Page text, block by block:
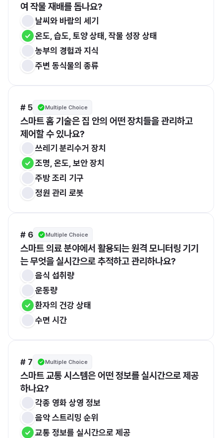
여 작물 재배를 돕나요?
날씨와 바람의 세기
온도, 습도, 토양 상태, 작물 성장 상태
농부의 경험과 지식
주변 동식물의 종류
# 5 Multiple Choice
스마트 홈 기술은 집 안의 어떤 장치들을 관리하고
제어할 수 있나요?
쓰레기 분리수거 장치
조명, 온도, 보안 장치
주방 조리 기구
정원 관리 로봇
# 6 Multiple Choice
스마트 의료 분야에서 활용되는 원격 모니터링 기기
는 무엇을 실시간으로 추적하고 관리하나요?
음식 섭취량
운동량
환자의 건강 상태
수면 시간
# 7 Multiple Choice
스마트 교통 시스템은 어떤 정보를 실시간으로 제공
하나요?
각종 영화 상영 정보
음악 스트리밍 순위
교통 정보를 실시간으로 제공